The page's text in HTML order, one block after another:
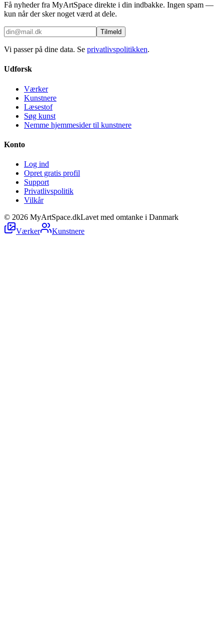
Få nyheder fra MyArtSpace direkte i din indbakke. Ingen spam —
kun når der sker noget værd at dele.
Tilmeld
Vi passer på dine data. Se privatlivspolitikken.
Udforsk
Værker
Kunstnere
Læsestof
Søg kunst
Nemme hjemmesider til kunstnere
Konto
Log ind
Opret gratis profil
Support
Privatlivspolitik
Vilkår
© 2026 MyArtSpace.dkLavet med omtanke i Danmark
Værker
Kunstnere